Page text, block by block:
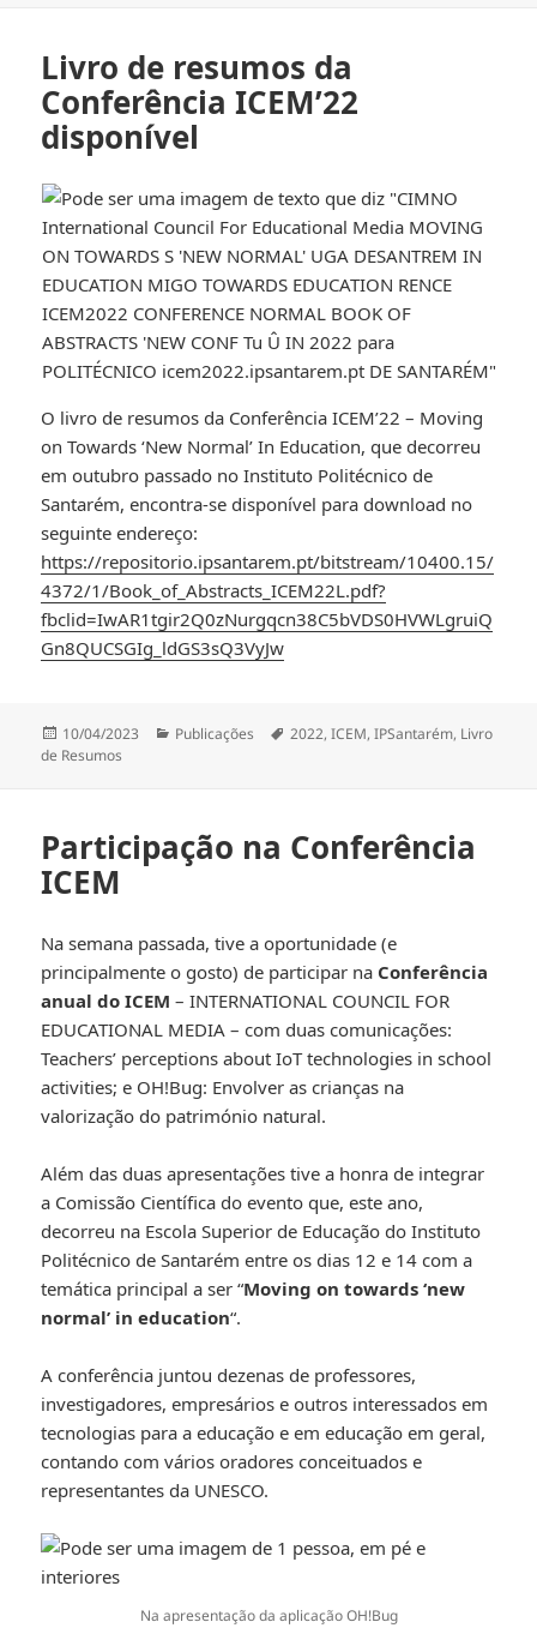
Livro de resumos da
Conferência ICEM’22
disponível
O livro de resumos da Conferência ICEM’22 – Moving
on Towards ‘New Normal’ In Education, que decorreu
em outubro passado no Instituto Politécnico de
Santarém, encontra-se disponível para download no
seguinte endereço:
https://repositorio.ipsantarem.pt/bitstream/10400.15/
4372/1/Book_of_Abstracts_ICEM22L.pdf?
fbclid=IwAR1tgir2Q0zNurgqcn38C5bVDS0HVWLgruiQ
Gn8QUCSGIg_ldGS3sQ3VyJw
Publicado
a
10/04/2023 Categorias
Publicações Etiquetas
2022,ICEM,IPSantarém, Livro
de Resumos
Participação na Conferência
ICEM
Na semana passada, tive a oportunidade (e
principalmente o gosto) de participar na Conferência
anual do ICEM – INTERNATIONAL COUNCIL FOR
EDUCATIONAL MEDIA – com duas comunicações:
Teachers’ perceptions about IoT technologies in school
activities; e OH!Bug: Envolver as crianças na
valorização do património natural.
Além das duas apresentações tive a honra de integrar
a Comissão Científica do evento que, este ano,
decorreu na Escola Superior de Educação do Instituto
Politécnico de Santarém entre os dias 12 e 14 com a
temática principal a ser “Moving on towards ‘new
normal’ in education“.
A conferência juntou dezenas de professores,
investigadores, empresários e outros interessados em
tecnologias para a educação e em educação em geral,
contando com vários oradores conceituados e
representantes da UNESCO.
Na apresentação da aplicação OH!Bug